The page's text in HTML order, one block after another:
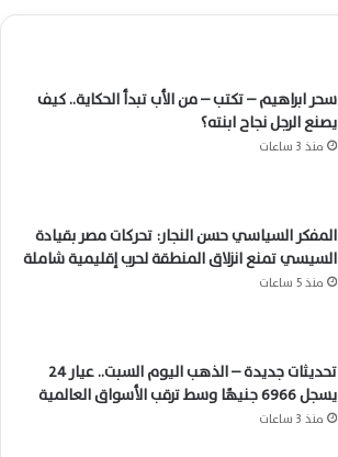
سحر ابراهيم – تكتب – من الأب تبدأ الحكاية.. كيف
يصنع الرجل نجاح ابنته؟
منذ 3 ساعات
المفكر السياسي حسن النجار: تحركات مصر بقيادة
السيسي تمنع انزلاق المنطقة لحرب إقليمية شاملة
منذ 5 ساعات
تحديثات جديدة – الذهب اليوم السبت.. عيار 24
يسجل 6966 جنيهًا وسط ترقب الأسواق العالمية
منذ 3 ساعات